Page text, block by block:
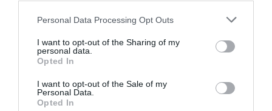
Personal Data Processing Opt Outs
I want to opt-out of the Sharing of my
personal data.
Opted In
I want to opt-out of the Sale of my
Personal Data.
Opted In